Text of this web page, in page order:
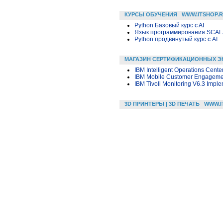
КУРСЫ ОБУЧЕНИЯ
Python Базовый курс c AI
Язык программирования
Python продвинутый курс с AI
МАГАЗИН СЕРТИФИКАЦИОННЫХ
IBM Intelligent Operations
IBM Mobile Customer
IBM Tivoli Monitoring V6.3
3D ПРИНТЕРЫ | 3D ПЕЧАТЬ